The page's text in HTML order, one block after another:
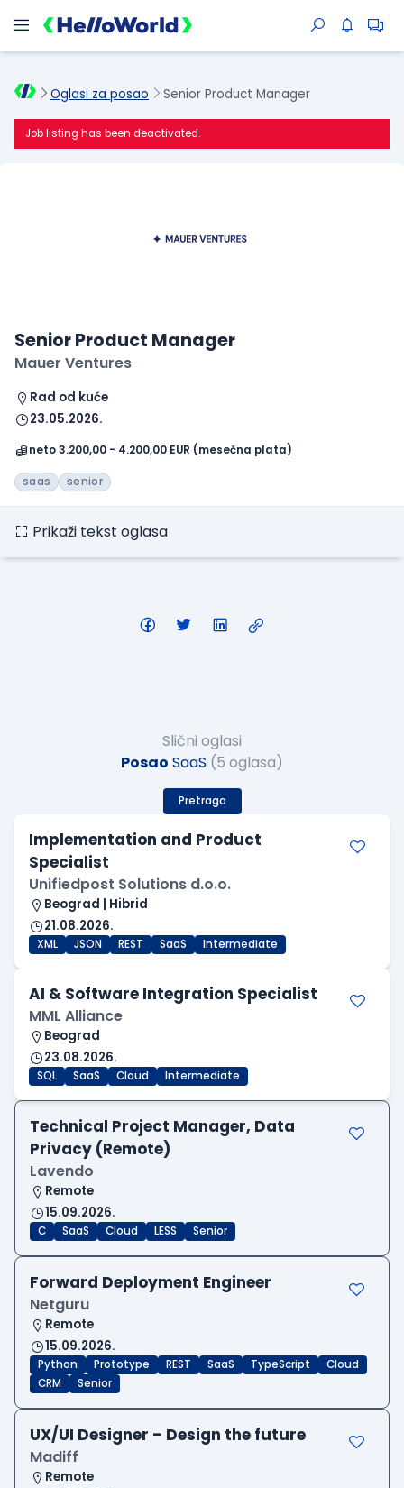
Oglasi za posao Senior Product Manager
Job listing has been deactivated.
Senior Product Manager
Mauer Ventures
Rad od kuće
23.05.2026.
neto 3.200,00 - 4.200,00 EUR (mesečna plata)
saas senior
Prikaži tekst oglasa
Slični oglasi
Posao SaaS (5 oglasa)
Pretraga
Implementation and Product
Specialist
Unifiedpost Solutions d.o.o.
Beograd | Hibrid
21.08.2026.
XML JSON REST SaaS Intermediate
AI & Software Integration Specialist
MML Alliance
Beograd
23.08.2026.
SQL SaaS Cloud Intermediate
Technical Project Manager, Data
Privacy (Remote)
Lavendo
Remote
15.09.2026.
C SaaS Cloud LESS Senior
Forward Deployment Engineer
Netguru
Remote
15.09.2026.
Python Prototype REST SaaS TypeScript
Cloud
CRM
Senior
UX/UI Designer – Design the future
Madiff
Remote